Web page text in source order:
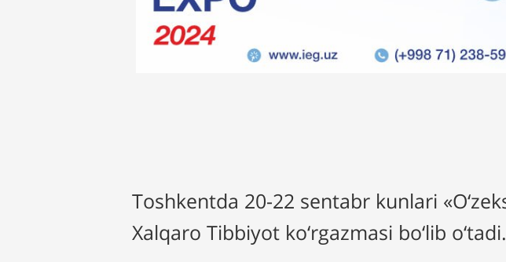
Toshkentda 20-22 sentabr kunlari
Xalqaro Tibbiyot ko‘rgazmasi bo‘lib o‘tadi.